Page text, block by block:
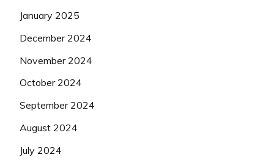
January 2025
December 2024
November 2024
October 2024
September 2024
August 2024
July 2024